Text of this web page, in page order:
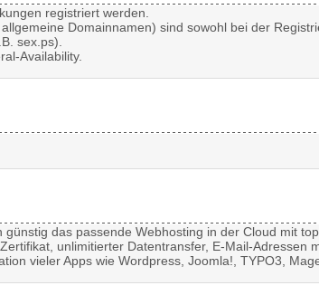
registriert werden.
Domainnamen) sind sowohl bei der
sex.ps).
Availability.
günstig das passende Webhosting in der Cloud mit top
unlimitierter Datentransfer, E-Mail-Adressen
vieler Apps wie Wordpress, Joomla!, TYPO3,